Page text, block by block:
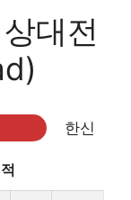
대전
한신